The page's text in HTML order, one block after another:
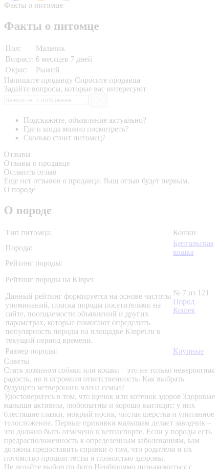
Факты о питомце
Факты о питомце
Пол:
Мальчик
Возраст: 6 месяцев 7 дней
Окрас:
Рыжий
Напишите продавцу Спросите продавца
Задайте вопросы, которые вас интересуют
Подскажите, объявление актуально?
Где и когда можно посмотреть?
Сколько стоит питомец?
Отзывы
Отзывы о продавце
Оставить отзыв
Еще нет отзывов о продавце. Ваш отзыв будет первым.
О породе
О породе
Тип питомца:
Кошки
Порода:
Бенгальская
кошка
Рейтинг породы:
Рейтинг породы на Kinpet
Данный рейтинг формируется на основе частоты
упоминаний, поиска породы посетителями на
сайте, посещаемости объявлений и других
параметрах, которые помогают определить
популярность породы на площадке Kinpet.ru в
текущий период времени.
№ 7 из 121
Пород
Кошек
Размер породы:
Крупные
Советы
Стать хозяином собаки или кошки – это не только невероятная
радость, но и огромная ответственность. Как выбрать
будущего четвероного члена семьи?
Удостоверьтесь в том, что щенок или котенок здоров Здоровые
малыши активны, любопытны и хорошо выглядят: у них
блестящие глазки, мокрый носик, чистая шерстка и упитанное
телосложение. Первые прививки малышам делает заводчик –
это должно быть отмечено в ветпаспорте. Если у породы есть
предрасположенность к определенным заболеваниям, вам
должны предоставить справки о том, что родители и их
потомство прошли тесты и полностью здоровы.
Не делайте выбор по фото Необходимо познакомиться с